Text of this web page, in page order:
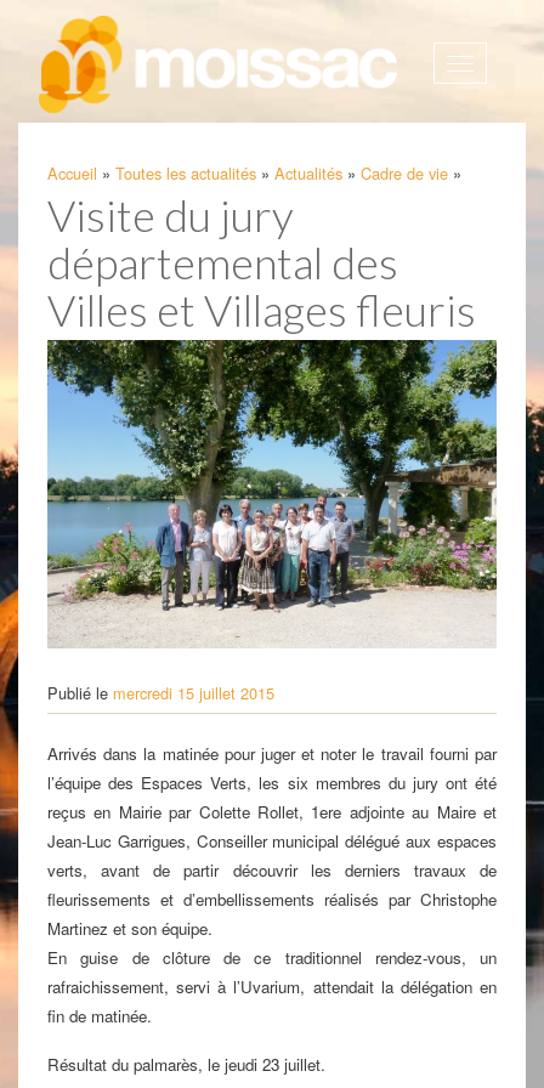
Afficher
Accueil » Toutes les actualités » Actualités » Cadre de vie »
Visite du jury
départemental des
Villes et Villages fleuris
Publié le mercredi 15 juillet 2015
Arrivés dans la matinée pour juger et noter le travail fourni par
l’équipe des Espaces Verts, les six membres du jury ont été
reçus en Mairie par Colette Rollet, 1ere adjointe au Maire et
Jean-Luc Garrigues, Conseiller municipal délégué aux espaces
verts, avant de partir découvrir les derniers travaux de
fleurissements et d’embellissements réalisés par Christophe
Martinez et son équipe.
En guise de clôture de ce traditionnel rendez-vous, un
rafraichissement, servi à l’Uvarium, attendait la délégation en
fin de matinée.
Résultat du palmarès, le jeudi 23 juillet.